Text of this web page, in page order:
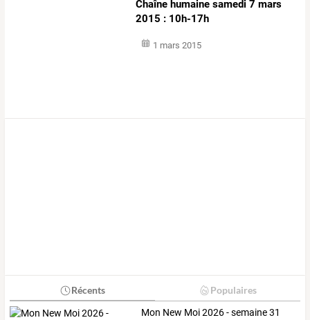
Chaîne humaine samedi 7 mars
2015 : 10h-17h
1 mars 2015
Récents Populaires
Mon New Moi 2026 - semaine 31